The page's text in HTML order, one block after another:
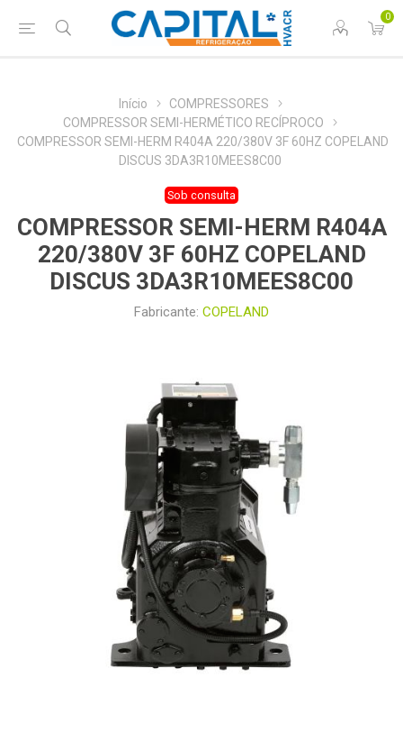
0
Início
COMPRESSORES
COMPRESSOR SEMI-HERMÉTICO RECÍPROCO
COMPRESSOR SEMI-HERM R404A 220/380V 3F 60HZ COPELAND
DISCUS 3DA3R10MEES8C00
Sob consulta
COMPRESSOR SEMI-HERM R404A
220/380V 3F 60HZ COPELAND
DISCUS 3DA3R10MEES8C00
Fabricante: COPELAND